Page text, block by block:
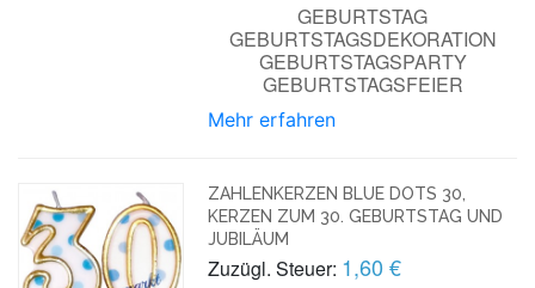
GEBURTSTAG
GEBURTSTAGSDEKORATION
GEBURTSTAGSPARTY
GEBURTSTAGSFEIER
Mehr erfahren
ZAHLENKERZEN BLUE DOTS 30,
KERZEN ZUM 30. GEBURTSTAG UND
JUBILÄUM
Zuzügl. Steuer: 1,60 €